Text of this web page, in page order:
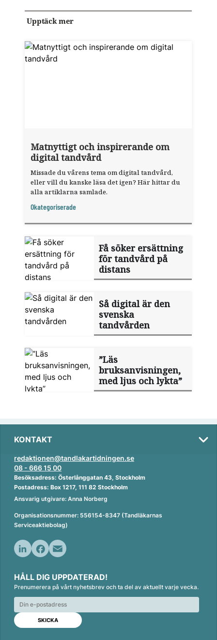
Upptäck mer
Matnyttigt och inspirerande om
digital tandvård
Missade du vårens tema om digital tandvård,
eller vill du kanske läsa det igen? Här hittar du
alla artiklarna samlade.
Okategoriserade
Få söker ersättning
för tandvård på
distans
Så digital är den
svenska
tandvården
”Läs
bruksanvisningen,
med ljus och lykta”
KONTAKT
redaktionen@tandlakartidningen.se
08 - 666 15 00
Besöksadress: Österlånggatan 43, Stockholm
Postadress: Box 1217, 111 82 Stockholm
Ansvarig utgivare: Anna Norberg
Organisationsnummer: 556154-8347 (Tandläkarnas
Serviceaktiebolag)
n
k
e
d
n
c
e
b
o
o
k
a
i
l
HÅLL DIG UPPDATERAD!
Prenumerera på vårt nyhetsbrev och ta del av aktuellt varje vecka.